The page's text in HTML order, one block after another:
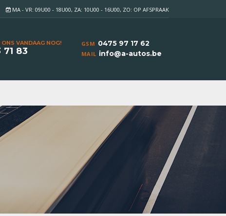
MA - VR: 09U00 - 18U00, ZA: 10U00 - 16U00, ZO: OP AFSPRAAK
GSM 0475 97 17 62
MAIL info@a-autos.be
VANDAAG NOG!
71 83